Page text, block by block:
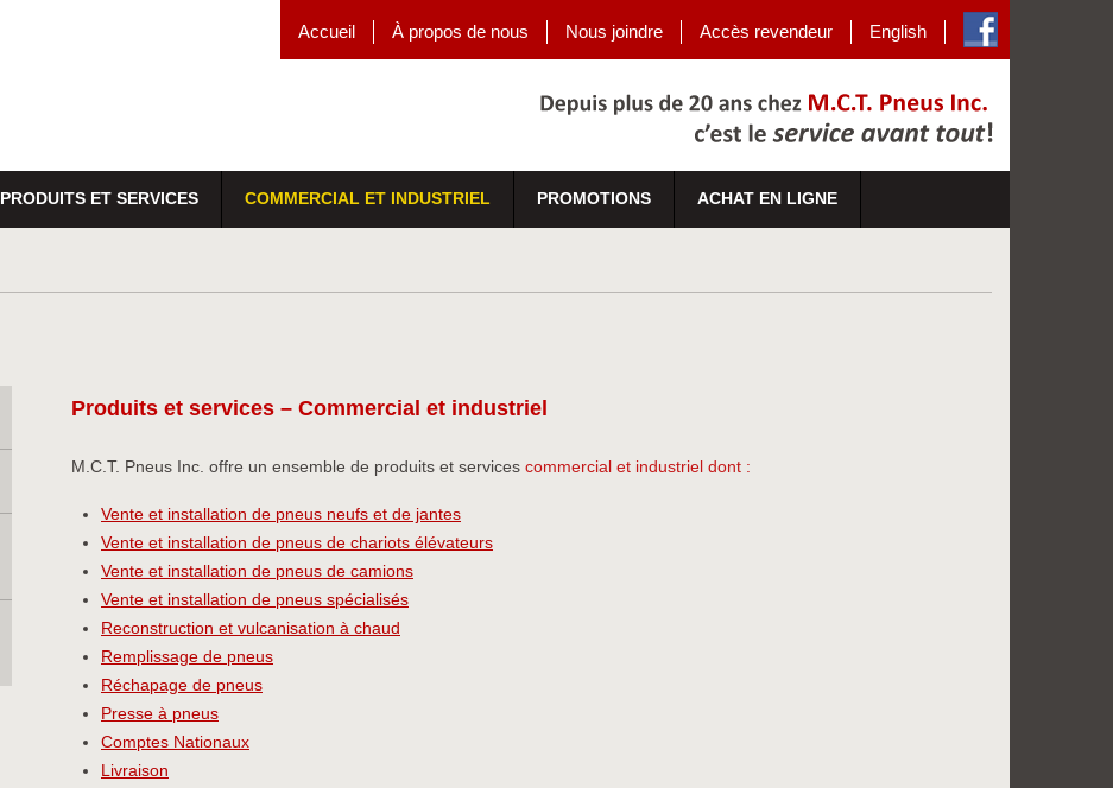
Accueil À propos de nous Nous joindre Accès revendeur English
PRODUITS ET SERVICES COMMERCIAL ET INDUSTRIEL PROMOTIONS ACHAT EN LIGNE
Produits et services – Commercial et industriel
M.C.T. Pneus Inc. offre un ensemble de produits et services commercial et industriel dont :
Vente et installation de pneus neufs et de jantes
Vente et installation de pneus de chariots élévateurs
Vente et installation de pneus de camions
Vente et installation de pneus spécialisés
Reconstruction et vulcanisation à chaud
Remplissage de pneus
Réchapage de pneus
Presse à pneus
Comptes Nationaux
Livraison